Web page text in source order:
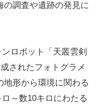
の調査や遺跡の発見に
ロボット「天叢雲剣
されたフォトグラメ
地形から環境に関わる
～数10キロにわたる